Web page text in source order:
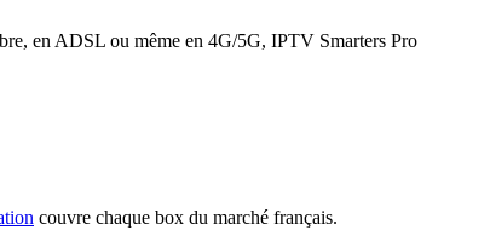
en ADSL ou même en 4G/5G, IPTV Smarters Pro
couvre chaque box du marché français.